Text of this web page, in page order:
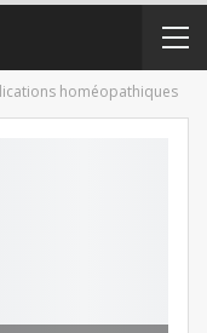
homéopathiques